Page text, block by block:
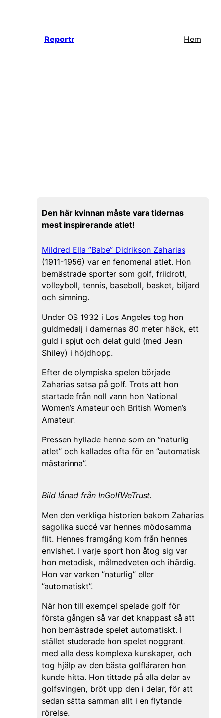
Reportr Hem
Den här kvinnan måste vara tidernas
mest inspirerande atlet!
Mildred Ella ”Babe” Didrikson Zaharias
(1911-1956) var en fenomenal atlet. Hon
bemästrade sporter som golf, friidrott,
volleyboll, tennis, baseboll, basket, biljard
och simning.
Under OS 1932 i Los Angeles tog hon
guldmedalj i damernas 80 meter häck, ett
guld i spjut och delat guld (med Jean
Shiley) i höjdhopp.
Efter de olympiska spelen började
Zaharias satsa på golf. Trots att hon
startade från noll vann hon National
Women’s Amateur och British Women’s
Amateur.
Pressen hyllade henne som en ”naturlig
atlet” och kallades ofta för en ”automatisk
mästarinna”.
Bild lånad från InGolfWeTrust.
Men den verkliga historien bakom Zaharias
sagolika succé var hennes mödosamma
flit. Hennes framgång kom från hennes
envishet. I varje sport hon åtog sig var
hon metodisk, målmedveten och ihärdig.
Hon var varken ”naturlig” eller
”automatiskt”.
När hon till exempel spelade golf för
första gången så var det knappast så att
hon bemästrade spelet automatiskt. I
stället studerade hon spelet noggrant,
med alla dess komplexa kunskaper, och
tog hjälp av den bästa golfläraren hon
kunde hitta. Hon tittade på alla delar av
golfsvingen, bröt upp den i delar, för att
sedan sätta samman allt i en flytande
rörelse.